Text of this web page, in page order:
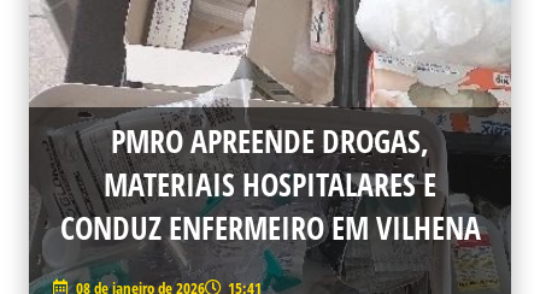
PMRO APREENDE DROGAS,
MATERIAIS HOSPITALARES E
CONDUZ ENFERMEIRO EM VILHENA
08 de janeiro de 2026 15:41